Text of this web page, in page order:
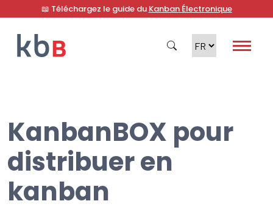
📖 Téléchargez le guide du Kanban Électronique
Recherche
KanbanBOX pour
distribuer en
kanban